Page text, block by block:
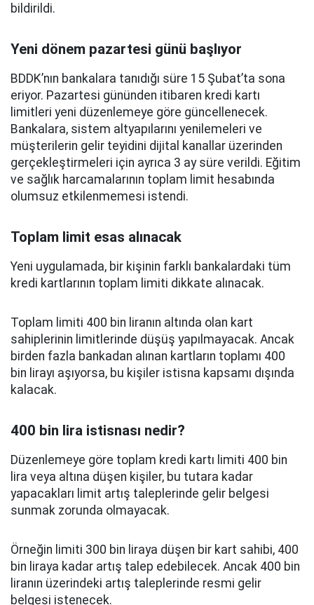
bildirildi.
Yeni dönem pazartesi günü başlıyor
BDDK’nın bankalara tanıdığı süre 15 Şubat’ta sona
eriyor. Pazartesi gününden itibaren kredi kartı
limitleri yeni düzenlemeye göre güncellenecek.
Bankalara, sistem altyapılarını yenilemeleri ve
müşterilerin gelir teyidini dijital kanallar üzerinden
gerçekleştirmeleri için ayrıca 3 ay süre verildi. Eğitim
ve sağlık harcamalarının toplam limit hesabında
olumsuz etkilenmemesi istendi.
Toplam limit esas alınacak
Yeni uygulamada, bir kişinin farklı bankalardaki tüm
kredi kartlarının toplam limiti dikkate alınacak.
Toplam limiti 400 bin liranın altında olan kart
sahiplerinin limitlerinde düşüş yapılmayacak. Ancak
birden fazla bankadan alınan kartların toplamı 400
bin lirayı aşıyorsa, bu kişiler istisna kapsamı dışında
kalacak.
400 bin lira istisnası nedir?
Düzenlemeye göre toplam kredi kartı limiti 400 bin
lira veya altına düşen kişiler, bu tutara kadar
yapacakları limit artış taleplerinde gelir belgesi
sunmak zorunda olmayacak.
Örneğin limiti 300 bin liraya düşen bir kart sahibi, 400
bin liraya kadar artış talep edebilecek. Ancak 400 bin
liranın üzerindeki artış taleplerinde resmi gelir
belgesi istenecek.